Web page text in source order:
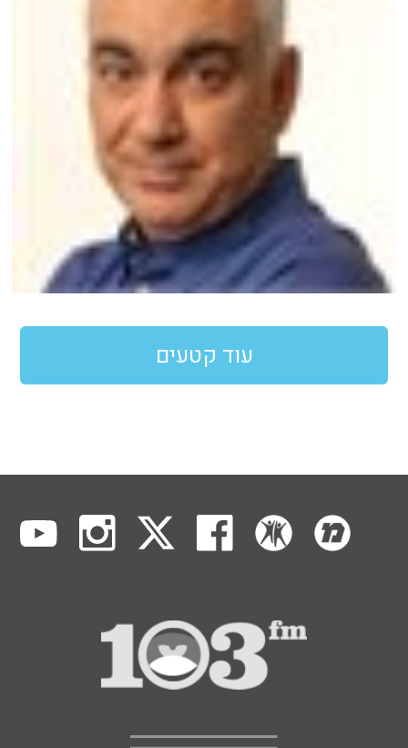
עוד קטעים